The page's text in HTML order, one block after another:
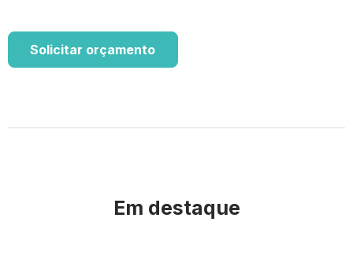
Solicitar orçamento
Em destaque